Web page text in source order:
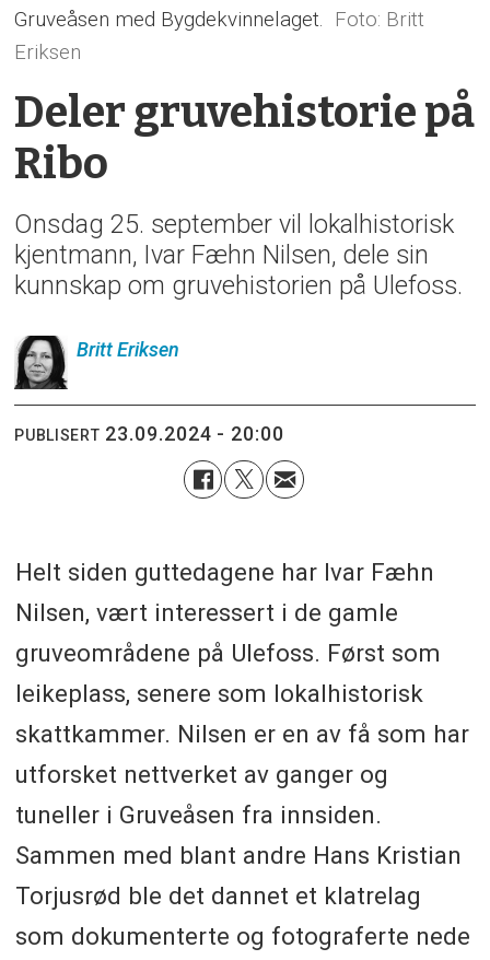
Gruveåsen med Bygdekvinnelaget.
Britt
Eriksen
Deler gruvehistorie på
Ribo
Onsdag 25. september vil lokalhistorisk
kjentmann, Ivar Fæhn Nilsen, dele sin
kunnskap om gruvehistorien på Ulefoss.
Britt Eriksen
PUBLISERT 23.09.2024 - 20:00
Helt siden guttedagene har Ivar Fæhn
Nilsen, vært interessert i de gamle
gruveområdene på Ulefoss. Først som
leikeplass, senere som lokalhistorisk
skattkammer. Nilsen er en av få som har
utforsket nettverket av ganger og
tuneller i Gruveåsen fra innsiden.
Sammen med blant andre Hans Kristian
Torjusrød ble det dannet et klatrelag
som dokumenterte og fotograferte nede